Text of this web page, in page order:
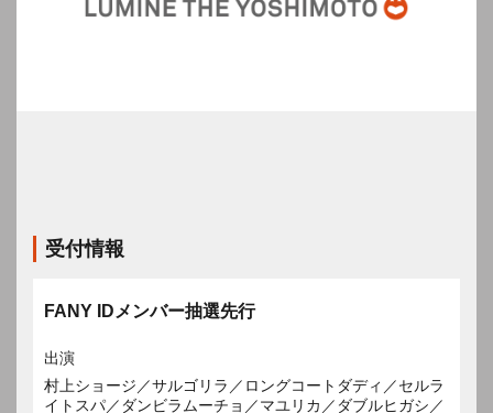
受付情報
FANY IDメンバー抽選先行
出演
村上ショージ／サルゴリラ／ロングコートダディ／セルラ
イトスパ／ダンビラムーチョ／マユリカ／ダブルヒガシ／